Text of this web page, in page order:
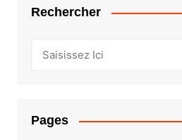
Rechercher
Pages